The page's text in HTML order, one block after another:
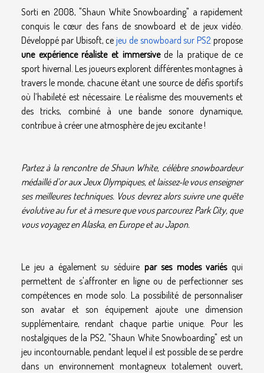
Sorti en 2008, "Shaun White Snowboarding" a rapidement
conquis le cœur des fans de snowboard et de jeux vidéo.
Développé par Ubisoft, cejeu de snowboard sur PS2 propose
une expérience réaliste et immersivede la pratique de ce
sport hivernal. Les joueurs explorent différentes montagnes à
travers le monde, chacune étant une source de défis sportifs
où l’habileté est nécessaire. Le réalisme des mouvements et
des tricks, combiné à une bande sonore dynamique,
contribue à créer une atmosphère de jeu excitante !
Partez à la rencontre de Shaun White, célèbre snowboardeur
médaillé d’or aux Jeux Olympiques, et laissez-le vous enseigner
ses meilleures techniques. Vous devrez alors suivre une quête
évolutive au fur et à mesure que vous parcourez Park City, que
vous voyagez en Alaska, en Europe et au Japon.
Le jeu a également su séduire par ses modes variésqui
permettent de s'affronter en ligne ou de perfectionner ses
compétences en mode solo. La possibilité de personnaliser
son avatar et son équipement ajoute une dimension
supplémentaire, rendant chaque partie unique. Pour les
nostalgiques de la PS2, "Shaun White Snowboarding" est un
jeu incontournable, pendant lequel il est possible de se perdre
dans un environnement montagneux totalement ouvert,